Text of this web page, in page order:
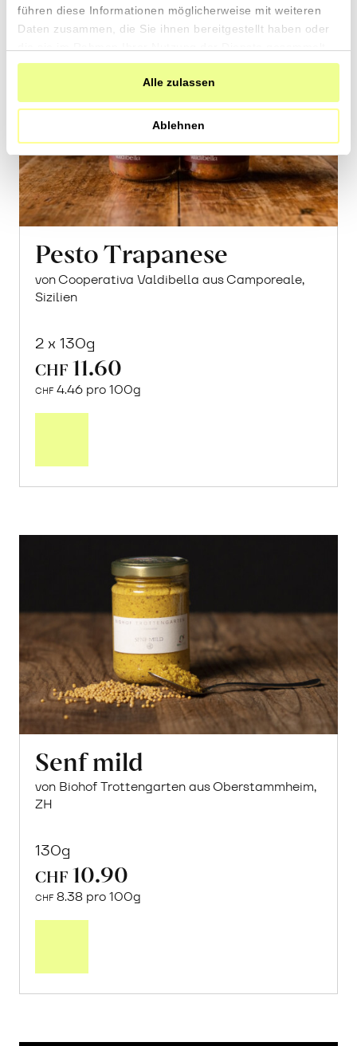
führen diese Informationen möglicherweise mit weiteren
Daten zusammen, die Sie ihnen bereitgestellt haben oder
haben.
Alle zulassen
Ablehnen
Pesto Trapanese
von Cooperativa Valdibella aus Camporeale,
Sizilien
2 x 130g
CHF 11.60
CHF 4.46 pro 100g
Senf mild
von Biohof Trottengarten aus Oberstammheim,
ZH
130g
CHF 10.90
CHF 8.38 pro 100g